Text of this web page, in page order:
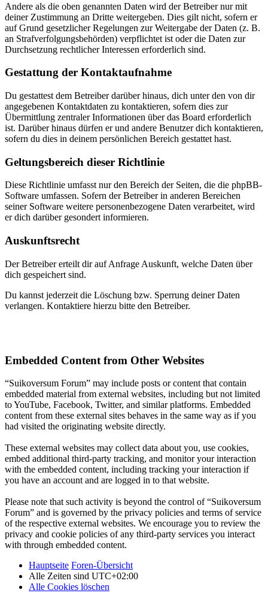
Andere als die oben genannten Daten wird der Betreiber nur mit
deiner Zustimmung an Dritte weitergeben. Dies gilt nicht, sofern er
auf Grund gesetzlicher Regelungen zur Weitergabe der Daten (z. B.
an Strafverfolgungsbehörden) verpflichtet ist oder die Daten zur
Durchsetzung rechtlicher Interessen erforderlich sind.
Gestattung der Kontaktaufnahme
Du gestattest dem Betreiber darüber hinaus, dich unter den von dir
angegebenen Kontaktdaten zu kontaktieren, sofern dies zur
Übermittlung zentraler Informationen über das Board erforderlich
ist. Darüber hinaus dürfen er und andere Benutzer dich kontaktieren,
sofern du dies in deinem persönlichen Bereich gestattet hast.
Geltungsbereich dieser Richtlinie
Diese Richtlinie umfasst nur den Bereich der Seiten, die die phpBB-
Software umfassen. Sofern der Betreiber in anderen Bereichen
seiner Software weitere personenbezogene Daten verarbeitet, wird
er dich darüber gesondert informieren.
Auskunftsrecht
Der Betreiber erteilt dir auf Anfrage Auskunft, welche Daten über
dich gespeichert sind.
Du kannst jederzeit die Löschung bzw. Sperrung deiner Daten
verlangen. Kontaktiere hierzu bitte den Betreiber.
Embedded Content from Other Websites
“Suikoversum Forum” may include posts or content that contain
embedded material from external websites, including but not limited
to YouTube, Facebook, Twitter, and similar platforms. Embedded
content from these external sites behaves in the same way as if you
had visited the originating website directly.
These external websites may collect data about you, use cookies,
embed additional third-party tracking, and monitor your interaction
with the embedded content, including tracking your interaction if
you have an account and are logged in to that website.
Please note that such activity is beyond the control of “Suikoversum
Forum” and is governed by the privacy policies and terms of service
of the respective external websites. We encourage you to review the
privacy and cookie policies of any third-party services you interact
with through embedded content.
Hauptseite Foren-Übersicht
Alle Zeiten sind UTC+02:00
Alle Cookies löschen